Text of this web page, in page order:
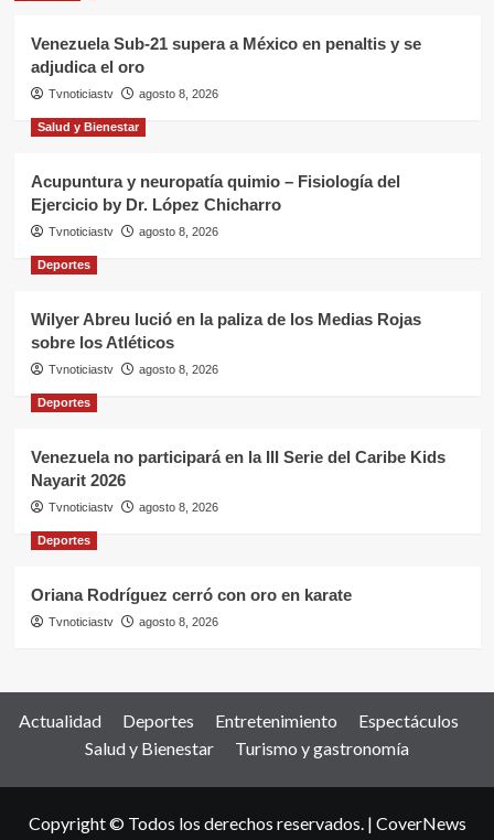
Venezuela Sub-21 supera a México en penaltis y se
adjudica el oro
Tvnoticiastv agosto 8, 2026
Salud y Bienestar
Acupuntura y neuropatía quimio – Fisiología del
Ejercicio by Dr. López Chicharro
Tvnoticiastv agosto 8, 2026
Deportes
Wilyer Abreu lució en la paliza de los Medias Rojas
sobre los Atléticos
Tvnoticiastv agosto 8, 2026
Deportes
Venezuela no participará en la III Serie del Caribe Kids
Nayarit 2026
Tvnoticiastv agosto 8, 2026
Deportes
Oriana Rodríguez cerró con oro en karate
Tvnoticiastv agosto 8, 2026
Actualidad Deportes Entretenimiento
Espectáculos
Salud y Bienestar
Turismo y gastronomía
Copyright © Todos los derechos reservados. | CoverNews